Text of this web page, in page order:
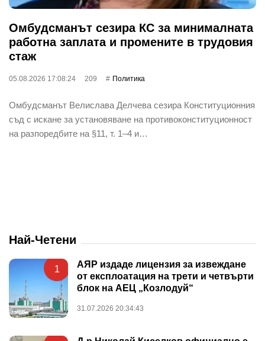
Омбудсманът сезира КС за минималната
работна заплата и промените в трудовия
стаж
05.08.2026 17:08:24 209 Политика
Омбудсманът Велислава Делчева сезира Конституционния
съд с искане за установяване на противоконституционност
на разпоредбите на §11, т. 1–4 и…
Най-Четени
1
АЯР издаде лицензия за извеждане
от експлоатация на трети и четвърти
блок на АЕЦ „Козлодуй“
31.07.2026 20:34:43